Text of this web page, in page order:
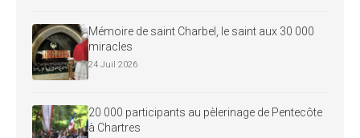
Mémoire de saint Charbel, le saint aux 30 000
miracles
24 Juil 2026
20 000 participants au pèlerinage de Pentecôte
à Chartres